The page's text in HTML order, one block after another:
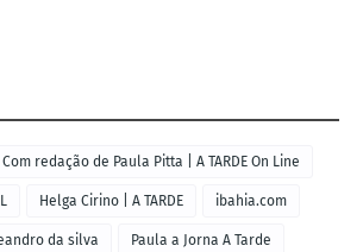
Com redação de Paula Pitta | A TARDE On Line
Helga Cirino | A TARDE ibahia.com
da silva Paula a Jorna A Tarde